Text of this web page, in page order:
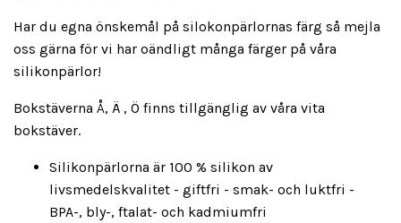
Har du egna önskemål på silokonpärlornas färg så mejla
oss gärna för vi har oändligt många färger på våra
silikonpärlor!
Bokstäverna Å, Ä , Ö finns tillgänglig av våra vita
bokstäver.
Silikonpärlorna är 100 % silikon av
livsmedelskvalitet - giftfri - smak- och luktfri -
BPA-, bly-, ftalat- och kadmiumfri